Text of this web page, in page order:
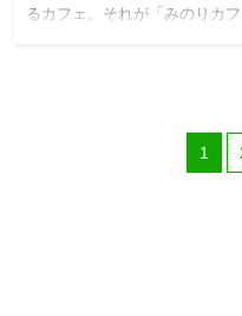
るカフェ。それが「みのりカ
1